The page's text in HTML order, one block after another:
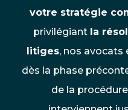
votre stratégie
privilégiant la
litiges, nos avocats
dès la phase
de la